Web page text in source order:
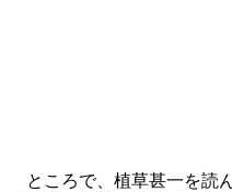
ところで、植草甚一を読